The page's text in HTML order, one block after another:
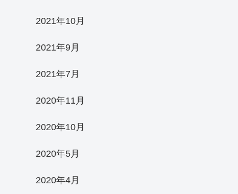
2021年10月
2021年9月
2021年7月
2020年11月
2020年10月
2020年5月
2020年4月